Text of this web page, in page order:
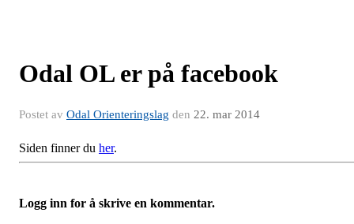
Odal OL er på facebook
Postet av Odal Orienteringslag den 22. mar 2014
Siden finner du her.
Logg inn for å skrive en kommentar.